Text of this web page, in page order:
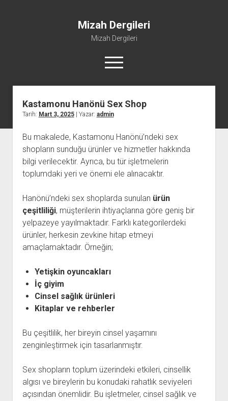
Mizah Dergileri
Mizah Dergileri
menüyü
aç
Kastamonu Hanönü Sex Shop
Tarih: Mart 3, 2025| Yazar: admin
Bu makalede, Kastamonu Hanönü’ndeki sex
shopların sunduğu ürünler ve hizmetler hakkında
bilgi verilecektir. Ayrıca, bu tür işletmelerin
toplumdaki yeri ve önemi ele alınacaktır.
Hanönü’ndeki sex shoplarda sunulan ürün
çeşitliliği, müşterilerin ihtiyaçlarına göre geniş bir
yelpazeye yayılmaktadır. Farklı kategorilerdeki
ürünler, herkesin zevkine hitap etmeyi
amaçlamaktadır. Örneğin;
Yetişkin oyuncakları
İç giyim
Cinsel sağlık ürünleri
Kitaplar ve rehberler
Bu çeşitlilik, her bireyin cinsel yaşamını
zenginleştirmek için tasarlanmıştır.
Sex shopların toplum üzerindeki etkileri, cinsellik
algısı ve bireylerin bu konudaki rahatlık seviyeleri
açısından önemlidir. Bu işletmeler, cinsel sağlık ve